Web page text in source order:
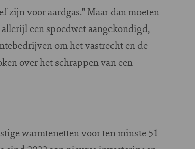
zijn voor aardgas." Maar dan moeten
een spoedwet aangekondigd,
om het vastrecht en de
over het schrappen van een
warmtenetten voor ten minste 51